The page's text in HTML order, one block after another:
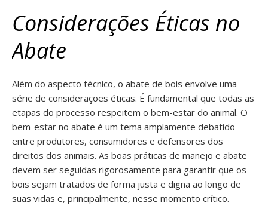
Considerações Éticas no
Abate
Além do aspecto técnico, o abate de bois envolve uma
série de considerações éticas. É fundamental que todas as
etapas do processo respeitem o bem-estar do animal. O
bem-estar no abate é um tema amplamente debatido
entre produtores, consumidores e defensores dos
direitos dos animais. As boas práticas de manejo e abate
devem ser seguidas rigorosamente para garantir que os
bois sejam tratados de forma justa e digna ao longo de
suas vidas e, principalmente, nesse momento crítico.